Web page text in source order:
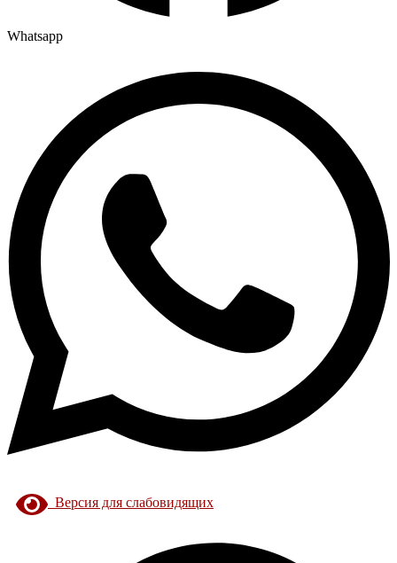
Whatsapp
Версия для слабовидящих